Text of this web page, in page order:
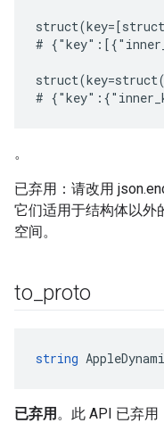
#
。
已弃用：请改用
它们适用于结构体以外
空间。
to proto
string
已弃用 。此 API 已弃